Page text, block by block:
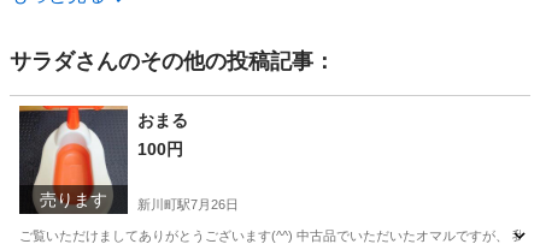
サラダさんのその他の投稿記事：
売ります
おまる
100円
新川町駅7月26日
ご覧いただけましてありがとうございます(^^) 中古品でいただいたオマルですが、